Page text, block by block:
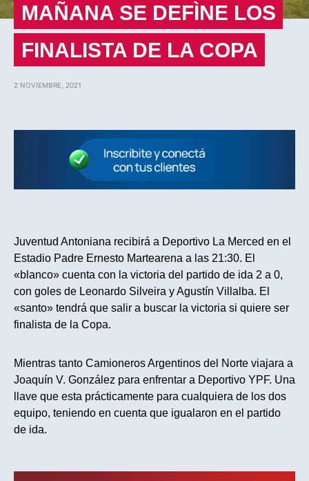
MAÑANA SE DEFÌNE LOS
FINALISTA DE LA COPA
2 NOVIEMBRE, 2021
Juventud Antoniana recibirá a Deportivo La Merced en el
Estadio Padre Ernesto Martearena a las 21:30. El
«blanco» cuenta con la victoria del partido de ida 2 a 0,
con goles de Leonardo Silveira y Agustín Villalba. El
«santo» tendrá que salir a buscar la victoria si quiere ser
finalista de la Copa.
Mientras tanto Camioneros Argentinos del Norte viajara a
Joaquín V. González para enfrentar a Deportivo YPF. Una
llave que esta prácticamente para cualquiera de los dos
equipo, teniendo en cuenta que igualaron en el partido
de ida.